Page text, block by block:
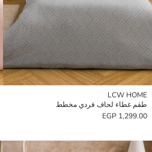
LCW HOME
طقم غطاء لحاف فردي مخطط
1,299.00 EGP